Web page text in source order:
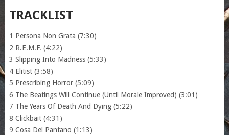
TRACKLIST
1 Persona Non Grata (7:30)
2 R.E.M.F. (4:22)
3 Slipping Into Madness (5:33)
4 Elitist (3:58)
5 Prescribing Horror (5:09)
6 The Beatings Will Continue (Until Morale Improved) (3:01)
7 The Years Of Death And Dying (5:22)
8 Clickbait (4:31)
9 Cosa Del Pantano (1:13)